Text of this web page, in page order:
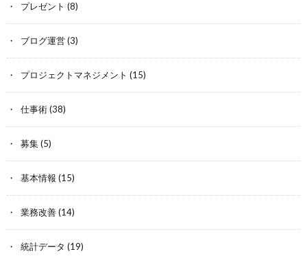
プレゼント (8)
ブログ運営(3)
プロジェクトマネジメント (15)
仕事術(38)
募集(5)
基本情報 (15)
業務改善(14)
統計データ (19)